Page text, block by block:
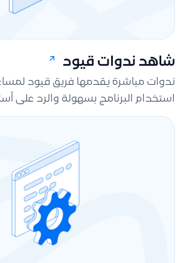
شاهد ندوات قيود
ندوات مباشرة يقدمها فريق قيود
استخدام البرنامج بسهولة والرد على